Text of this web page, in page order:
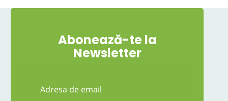
Abonează-te la
Newsletter